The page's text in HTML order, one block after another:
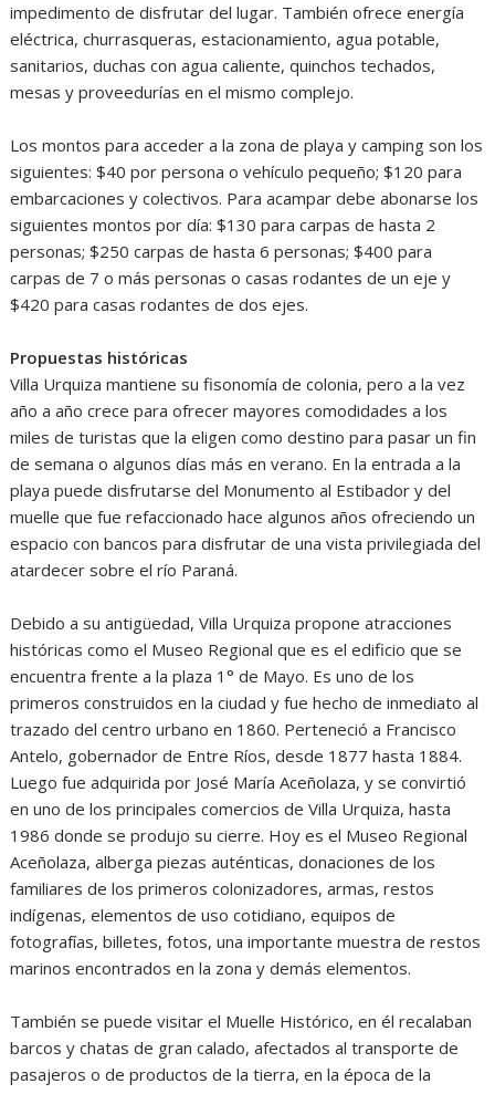
impedimento de disfrutar del lugar. También ofrece energía
eléctrica, churrasqueras, estacionamiento, agua potable,
sanitarios, duchas con agua caliente, quinchos techados,
mesas y proveedurías en el mismo complejo.
Los montos para acceder a la zona de playa y camping son los
siguientes: $40 por persona o vehículo pequeño; $120 para
embarcaciones y colectivos. Para acampar debe abonarse los
siguientes montos por día: $130 para carpas de hasta 2
personas; $250 carpas de hasta 6 personas; $400 para
carpas de 7 o más personas o casas rodantes de un eje y
$420 para casas rodantes de dos ejes.
Propuestas históricas
Villa Urquiza mantiene su fisonomía de colonia, pero a la vez
año a año crece para ofrecer mayores comodidades a los
miles de turistas que la eligen como destino para pasar un fin
de semana o algunos días más en verano. En la entrada a la
playa puede disfrutarse del Monumento al Estibador y del
muelle que fue refaccionado hace algunos años ofreciendo un
espacio con bancos para disfrutar de una vista privilegiada del
atardecer sobre el río Paraná.
Debido a su antigüedad, Villa Urquiza propone atracciones
históricas como el Museo Regional que es el edificio que se
encuentra frente a la plaza 1° de Mayo. Es uno de los
primeros construidos en la ciudad y fue hecho de inmediato al
trazado del centro urbano en 1860. Perteneció a Francisco
Antelo, gobernador de Entre Ríos, desde 1877 hasta 1884.
Luego fue adquirida por José María Aceñolaza, y se convirtió
en uno de los principales comercios de Villa Urquiza, hasta
1986 donde se produjo su cierre. Hoy es el Museo Regional
Aceñolaza, alberga piezas auténticas, donaciones de los
familiares de los primeros colonizadores, armas, restos
indígenas, elementos de uso cotidiano, equipos de
fotografías, billetes, fotos, una importante muestra de restos
marinos encontrados en la zona y demás elementos.
También se puede visitar el Muelle Histórico, en él recalaban
barcos y chatas de gran calado, afectados al transporte de
pasajeros o de productos de la tierra, en la época de la